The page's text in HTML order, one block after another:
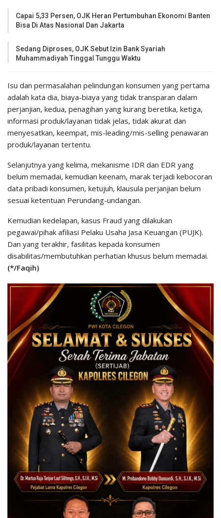
Capai 5,33 Persen, OJK Heran Pertumbuhan Ekonomi Banten
Bisa Di Atas Nasional Dan Jakarta
Sedang Diproses, OJK Sebut Izin Bank Syariah
Muhammadiyah Tinggal Tunggu Waktu
Isu dan permasalahan pelindungan konsumen yang pertama
adalah kata dia, biaya-biaya yang tidak transparan dalam
perjanjian, kedua, penagihan yang kurang beretika, ketiga,
informasi produk/layanan tidak jelas, tidak akurat dan
menyesatkan, keempat, mis-leading/mis-selling penawaran
produk/layanan tertentu.
Selanjutnya yang kelima, mekanisme IDR dan EDR yang
belum memadai, kemudian keenam, marak terjadi kebocoran
data pribadi konsumen, ketujuh, klausula perjanjian belum
sesuai ketentuan Perundang-undangan.
Kemudian kedelapan, kasus Fraud yang dilakukan
pegawai/pihak afiliasi Pelaku Usaha Jasa Keuangan (PUJK).
Dan yang terakhir, fasilitas kepada konsumen
disabilitas/membutuhkan perhatian khusus belum memadai.
(*/Faqih)